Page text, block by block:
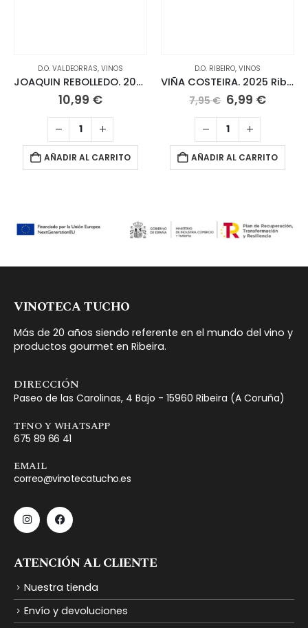
D.O. VALDEORRAS, VINOS
JOAQUIN REBOLLEDO. 2025 Godello
10,99 €
AÑADIR AL CARRITO
D.O. RIBEIRO, VINOS
VIÑA COSTEIRA. 2025 Ribeiro
7,95€ El
precio
original
era:
7,95 €.
6,99 €El
6,99 €.
AÑADIR AL CARRITO
VINOTECA TUCHO
Más de 20 años siendo referente en el mundo del vino y
productos gourmet en Ribeira.
DIRECCIÓN
Paseo de las Carolinas, 4 Bajo - 15960 Ribeira (A Coruña)
TFNO Y WHATSAPP
675 89 66 41
EMAIL
correo@vinotecatucho.es
ATENCIÓN AL CLIENTE
Nuestra tienda
Envío y devoluciones